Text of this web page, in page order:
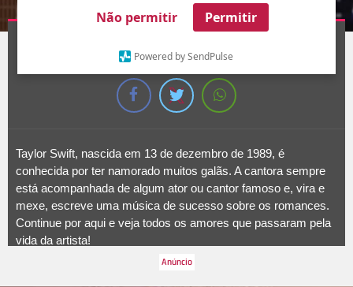
Não permitir Permitir
Powered by SendPulse
Divulgação
1/13
Taylor Swift, nascida em 13 de dezembro de 1989, é
conhecida por ter namorado muitos galãs. A cantora sempre
está acompanhada de algum ator ou cantor famoso e, vira e
mexe, escreve uma música de sucesso sobre os romances.
Continue por aqui e veja todos os amores que passaram pela
vida da artista!